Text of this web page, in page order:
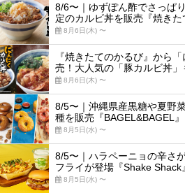
8/6〜｜ゆずぽん酢でさっぱ
定のカルビ丼を販売『焼きた
8月6日(木) 〜
『焼きたてのかるび』から
売！大人気の「豚カルビ丼
8月6日(木) 〜
8/5〜｜沖縄県産黒糖や夏野
種を販売『BAGEL&BAGEL』
8月5日(水) 〜
8/5〜｜ハラペーニョの辛さ
フライが登場『Shake Shack』
8月5日(水) 〜